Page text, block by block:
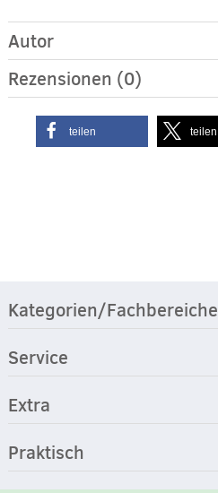
Autor
Rezensionen (0)
teilen teilen
Kategorien/Fachbereiche
Service
Extra
Praktisch